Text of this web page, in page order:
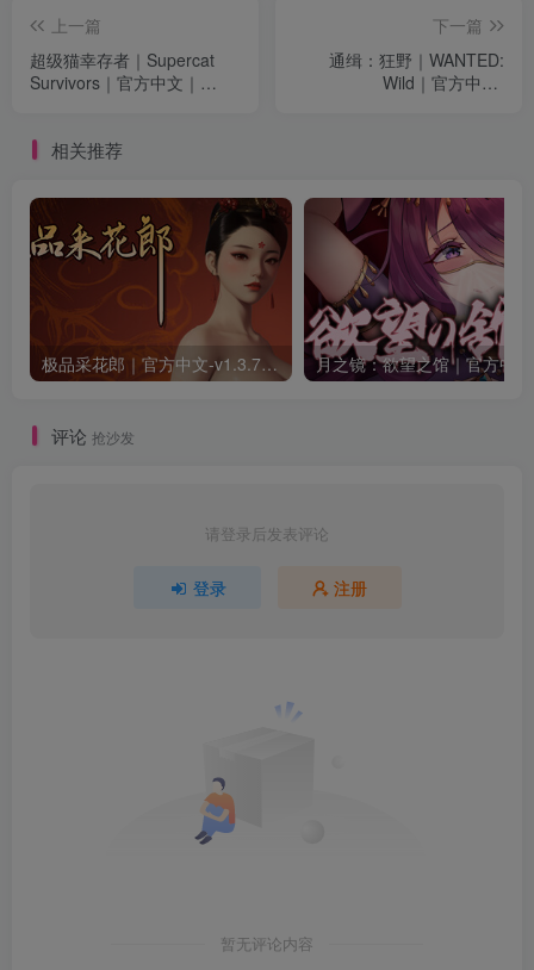
上一篇
超级猫幸存者｜Supercat
Survivors｜官方中文｜
下一篇
通缉：狂野｜WANTED:
Wild｜官方中文-
相关推荐
极品采花郎｜官方中文-v1.3.7+满金币初始存档+通关存档｜7.11G｜免安装
评论 抢沙发
请登录后发表评论
登录 注册
暂无评论内容